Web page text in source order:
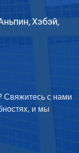
Хэбэй,
Свяжитесь с нами
и мы